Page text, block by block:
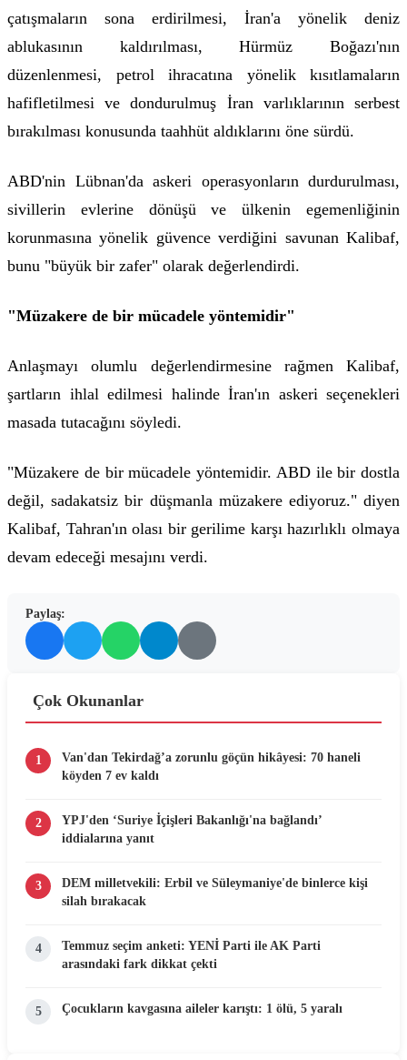
çatışmaların sona erdirilmesi, İran'a yönelik deniz
ablukasının kaldırılması, Hürmüz Boğazı'nın
düzenlenmesi, petrol ihracatına yönelik kısıtlamaların
hafifletilmesi ve dondurulmuş İran varlıklarının serbest
bırakılması konusunda taahhüt aldıklarını öne sürdü.
ABD'nin Lübnan'da askeri operasyonların durdurulması,
sivillerin evlerine dönüşü ve ülkenin egemenliğinin
korunmasına yönelik güvence verdiğini savunan Kalibaf,
bunu "büyük bir zafer" olarak değerlendirdi.
"Müzakere de bir mücadele yöntemidir"
Anlaşmayı olumlu değerlendirmesine rağmen Kalibaf,
şartların ihlal edilmesi halinde İran'ın askeri seçenekleri
masada tutacağını söyledi.
"Müzakere de bir mücadele yöntemidir. ABD ile bir dostla
değil, sadakatsiz bir düşmanla müzakere ediyoruz." diyen
Kalibaf, Tahran'ın olası bir gerilime karşı hazırlıklı olmaya
devam edeceği mesajını verdi.
Paylaş:
Çok Okunanlar
1
Van'dan Tekirdağ’a zorunlu göçün hikâyesi: 70 haneli
köyden 7 ev kaldı
2
YPJ'den ‘Suriye İçişleri Bakanlığı'na bağlandı’
iddialarına yanıt
3
DEM milletvekili: Erbil ve Süleymaniye'de binlerce kişi
silah bırakacak
4
Temmuz seçim anketi: YENİ Parti ile AK Parti
arasındaki fark dikkat çekti
5 Çocukların kavgasına aileler karıştı: 1 ölü, 5 yaralı